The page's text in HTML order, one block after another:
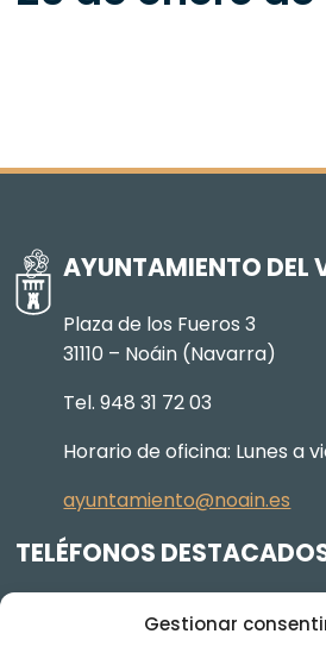
Gestionar
AYUNTAMIENTO DEL
Plaza de los Fueros 3
31110 – Noáin (Navarra)
Tel. 948 31 72 03
Horario de oficina: Lunes a
ayuntamiento@noain.es
TELÉFONOS